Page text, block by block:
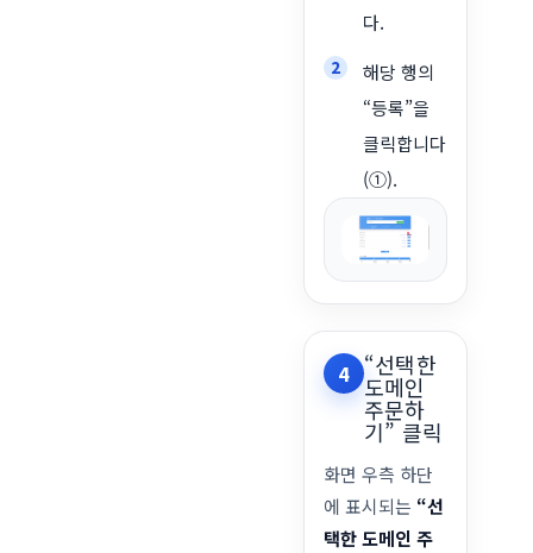
다.
해당 행의
“등록”을
클릭합니다
(①).
4 “선택한
도메인
주문하
기” 클릭
화면 우측 하단
에 표시되는 “선
택한 도메인 주